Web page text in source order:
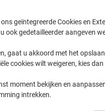
2+Pakken
Momenteel
geïntegreerde Cookies en
ook gedetailleerder aangeven
gaat u akkoord met het
cookies wilt weigeren, kies dan
moment bekijken en
intrekken.